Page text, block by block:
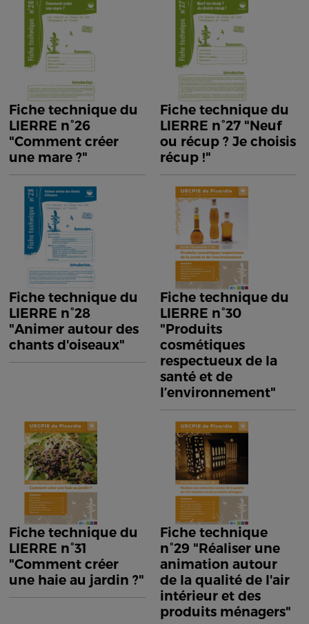
Fiche technique du
LIERRE n°26
"Comment créer
une mare ?"
Fiche technique du
LIERRE n°27 "Neuf
ou récup ? Je choisis
récup !"
Fiche technique du
LIERRE n°28
"Animer autour des
chants d'oiseaux"
Fiche technique du
LIERRE n°30
"Produits
cosmétiques
respectueux de la
santé et de
l’environnement"
Fiche technique du
LIERRE n°31
"Comment créer
une haie au jardin ?"
Fiche technique
n°29 "Réaliser une
animation autour
de la qualité de l'air
intérieur et des
produits ménagers"